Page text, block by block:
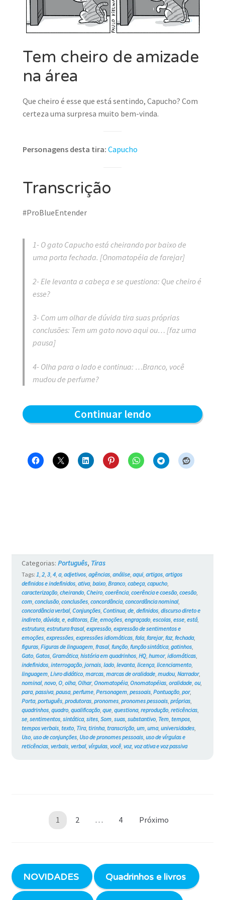
Tem cheiro de amizade
na área
Que cheiro é esse que está sentindo, Capucho? Com
certeza uma surpresa muito bem-vinda.
Personagens desta tira: Capucho
Transcrição
#ProBlueEntender
1- O gato Capucho está cheirando por baixo de
uma porta fechada. [Onomatopéia de farejar]
2- Ele levanta a cabeça e se questiona: Que cheiro é
esse?
3- Com um olhar de dúvida tira suas próprias
conclusões: Tem um gato novo aqui ou… [faz uma
pausa]
4- Olha para o lado e continua: …Branco, você
mudou de perfume?
Continuar lendoQue
esse?
Gatos
#732
Categorias: Português, Tiras
Tags: 1, 2, 3, 4, a, adjetivos, agências, análise, aqui, artigos, artigos
definidos e indefinidos, ativa, baixo, Branco, cabeça, capucho,
caracterização, cheirando, Cheiro, coerência, coerência e coesão, coesão,
com, conclusão, conclusões, concordância, concordância nominal,
concordância verbal, Conjunções, Continua, de, definidos, discurso direto e
indireto, dúvida, e, editoras, Ele, emoções, engraçado, escolas, esse, está,
estrutura, estrutura frasal, expressão, expressão de sentimentos e
emoções, expressões, expressões idiomáticas, fala, farejar, faz, fechada,
figuras, Figuras de linguagem, frasal, função, função sintática, gatinhos,
Gato, Gatos, Gramática, história em quadrinhos, HQ, humor, idiomáticas,
indefinidos, interrogação, jornais, lado, levanta, licença, licenciamento,
linguagem, Livro didático, marcas, marcas de oralidade, mudou, Narrador,
nominal, novo, O, olha, Olhar, Onomatopéia, Onomatopéias, oralidade, ou,
para, passiva, pausa, perfume, Personagem, pessoais, Pontuação, por,
Porta, português, produtoras, pronomes, pronomes pessoais, próprias,
quadrinhos, quadro, qualificação, que, questiona, reprodução, reticências,
se, sentimentos, sintática, sites, Som, suas, substantivo, Tem, tempos,
tempos verbais, texto, Tira, tirinha, transcrição, um, uma, universidades,
Uso, uso de conjunções, Uso de pronomes pessoais, uso de vírgulas e
reticências, verbais, verbal, vírgulas, você, voz, voz ativa e voz passiva
Paginação
1 2 … 4 Próximo
NOVIDADES Quadrinhos e livros